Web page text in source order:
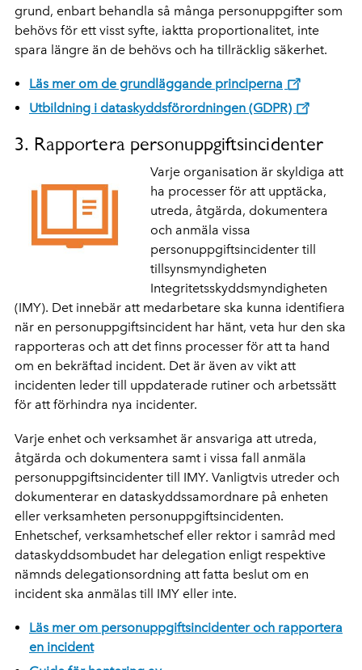
grund, enbart behandla så många personuppgifter som
behövs för ett visst syfte, iaktta proportionalitet, inte
spara längre än de behövs och ha tillräcklig säkerhet.
Läs mer om de grundläggande principerna
Utbildning i dataskyddsförordningen (GDPR)
3. Rapportera personuppgiftsincidenter
Varje organisation är skyldiga att
ha processer för att upptäcka,
utreda, åtgärda, dokumentera
och anmäla vissa
personuppgiftsincidenter till
tillsynsmyndigheten
Integritetsskyddsmyndigheten
(IMY). Det innebär att medarbetare ska kunna identifiera
när en personuppgiftsincident har hänt, veta hur den ska
rapporteras och att det finns processer för att ta hand
om en bekräftad incident. Det är även av vikt att
incidenten leder till uppdaterade rutiner och arbetssätt
för att förhindra nya incidenter.
Varje enhet och verksamhet är ansvariga att utreda,
åtgärda och dokumentera samt i vissa fall anmäla
personuppgiftsincidenter till IMY. Vanligtvis utreder och
dokumenterar en dataskyddssamordnare på enheten
eller verksamheten personuppgiftsincidenten.
Enhetschef, verksamhetschef eller rektor i samråd med
dataskyddsombudet har delegation enligt respektive
nämnds delegationsordning att fatta beslut om en
incident ska anmälas till IMY eller inte.
Läs mer om personuppgiftsincidenter och rapportera
en incident